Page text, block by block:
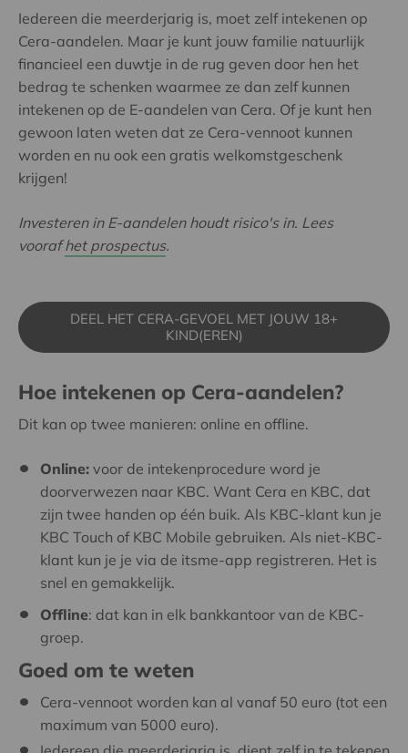
Iedereen die meerderjarig is, moet zelf intekenen op
Cera-aandelen. Maar je kunt jouw familie natuurlijk
financieel een duwtje in de rug geven door hen het
bedrag te schenken waarmee ze dan zelf kunnen
intekenen op de E-aandelen van Cera. Of je kunt hen
gewoon laten weten dat ze Cera-vennoot kunnen
worden en nu ook een gratis welkomstgeschenk
krijgen!
Investeren in E-aandelen houdt risico's in. Lees
voorafhet prospectus.
DEEL HET CERA-GEVOEL MET JOUW 18+
KIND(EREN)
Hoe intekenen op Cera-aandelen?
Dit kan op twee manieren: online en offline.
Online: voor de intekenprocedure word je
doorverwezen naar KBC. Want Cera en KBC, dat
zijn twee handen op één buik. Als KBC-klant kun je
KBC Touch of KBC Mobile gebruiken. Als niet-KBC-
klant kun je je via de itsme-app registreren. Het is
snel en gemakkelijk.
Offline: dat kan in elkbankkantoor van de KBC-
groep.
Goed om te weten
Cera-vennoot worden kan al vanaf 50 euro (tot een
maximum van 5000 euro).